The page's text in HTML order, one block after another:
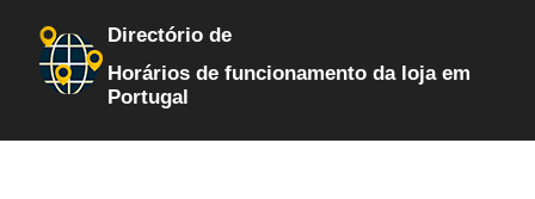
Directório de
Horários de funcionamento da loja em
Portugal